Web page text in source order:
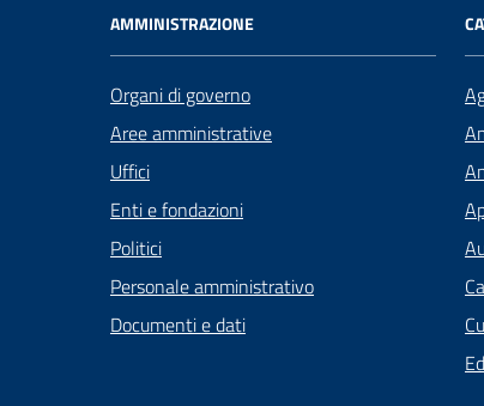
AMMINISTRAZIONE
Organi di governo
Aree amministrative
Uffici
Enti e fondazioni
Politici
Personale amministrativo
Documenti e dati